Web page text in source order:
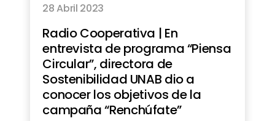
28 Abril 2023
Radio Cooperativa | En
entrevista de programa “Piensa
Circular”, directora de
Sostenibilidad UNAB dio a
conocer los objetivos de la
campaña “Renchúfate”